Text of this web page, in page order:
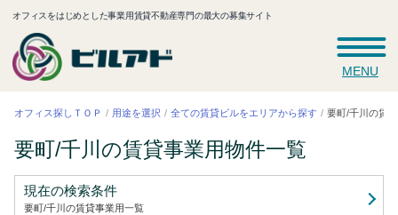
オフィスをはじめとした事業用賃貸不動産専門の最大の募集サイト
MENU
オフィス探しＴＯＰ 用途を選択 全ての賃貸ビルをエリアから探す 要町/千川の賃
要町/千川の賃貸事業用物件一覧
現在の検索条件
要町/千川の賃貸事業用一覧